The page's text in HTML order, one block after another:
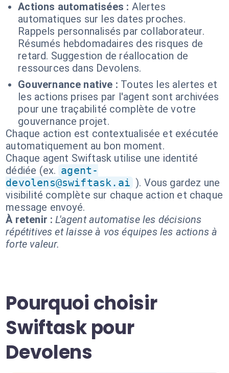
Actions automatisées : Alertes
automatiques sur les dates proches.
Rappels personnalisés par collaborateur.
Résumés hebdomadaires des risques de
retard. Suggestion de réallocation de
ressources dans Devolens.
Gouvernance native : Toutes les alertes et
les actions prises par l'agent sont archivées
pour une traçabilité complète de votre
gouvernance projet.
Chaque action est contextualisée et exécutée
automatiquement au bon moment.
Chaque agent Swiftask utilise une identité
dédiée (ex. agent-
devolens@swiftask.ai ). Vous gardez une
visibilité complète sur chaque action et chaque
message envoyé.
À retenir : L'agent automatise les décisions
répétitives et laisse à vos équipes les actions à
forte valeur.
Pourquoi choisir
Swiftask pour
Devolens